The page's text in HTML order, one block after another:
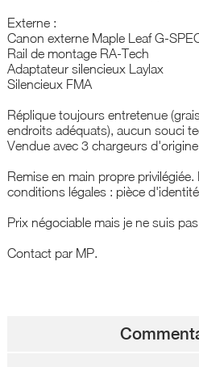
Externe :
Canon externe Maple Leaf G-
Rail de montage RA-Tech
Adaptateur silencieux Laylax
Silencieux FMA
Réplique toujours entretenue
endroits adéquats), aucun souci
Vendue avec 3 chargeurs
Remise en main propre
conditions légales : pièce d'identité
Prix négociable mais je ne suis
Contact par MP.